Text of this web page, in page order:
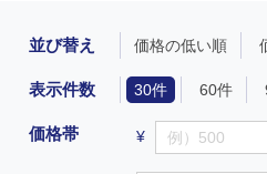
並び替え 価格の低い順
表示件数 30件 60件
価格帯 ¥